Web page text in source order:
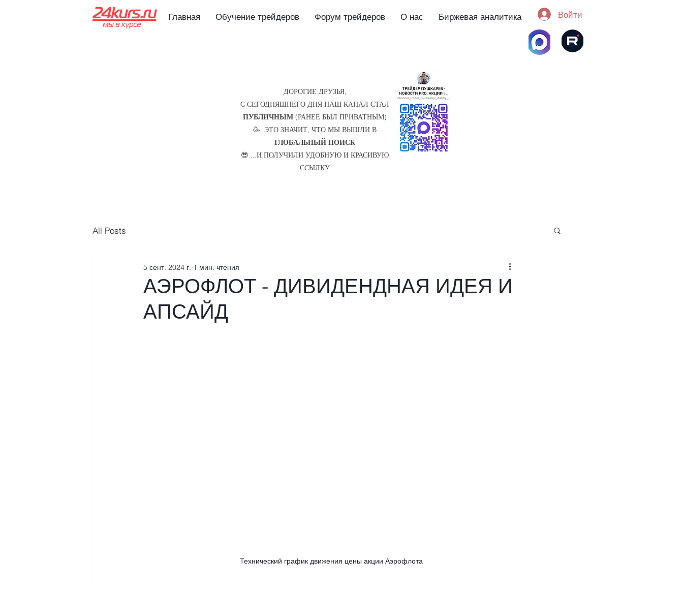
24kurs.ru
мы в курсе
Главная Обучение трейдеров Форум трейдеров О нас Биржевая аналитика Войти
ДОРОГИЕ ДРУЗЬЯ,
С СЕГОДНЯШНЕГО ДНЯ НАШ КАНАЛ СТАЛ
ПУБЛИЧНЫМ (РАНЕЕ БЫЛ ПРИВАТНЫМ)
🥳 ЭТО ЗНАЧИТ, ЧТО МЫ ВЫШЛИ В
ГЛОБАЛЬНЫЙ ПОИСК
😎 ...И ПОЛУЧИЛИ УДОБНУЮ И КРАСИВУЮ
ССЫЛКУ
All Posts
АЭРОФЛОТ - ДИВИДЕНДНАЯ ИДЕЯ И
АПСАЙД
5 сент. 2024 г. 1 мин. чтения
Технический график движения цены акции Аэрофлота